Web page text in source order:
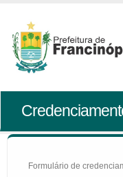
Formulário de